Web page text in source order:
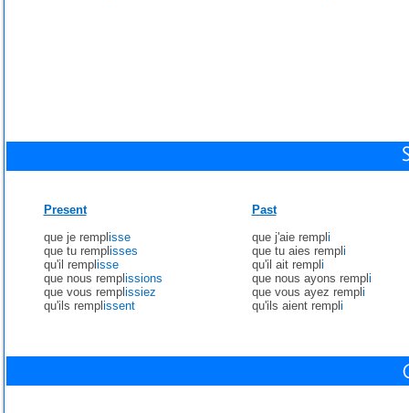
Present
que je rempl isse
que tu rempl isses
qu'il rempl isse
que nous rempl issions
que vous rempl issiez
qu'ils rempl issent
Past
que j'aie rempl i
que tu aies rempl i
qu'il ait rempl i
que nous ayons rempl i
que vous ayez rempl i
qu'ils aient rempl i